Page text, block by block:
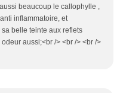
beaucoup le callophylle ,
inflammatoire, et
belle teinte aux reflets
aussi;<br /> <br /> <br />